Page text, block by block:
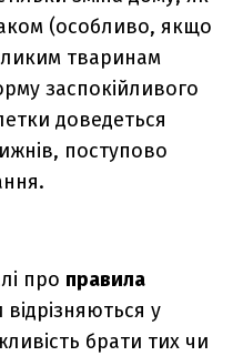
(особливо, якщо
тваринам
заспокійливого
доведеться
поступово
про правила
у
брати тих чи